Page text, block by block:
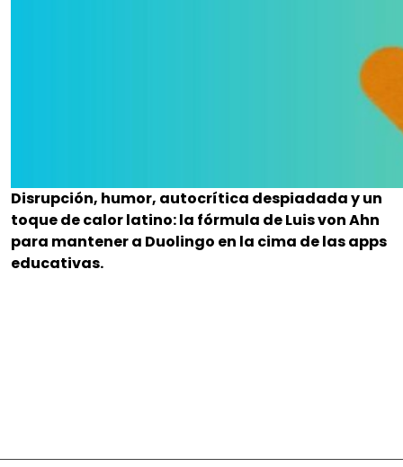
Disrupción, humor, autocrítica despiadada y un
toque de calor latino: la fórmula de Luis von Ahn
para mantener a Duolingo en la cima de las apps
educativas.